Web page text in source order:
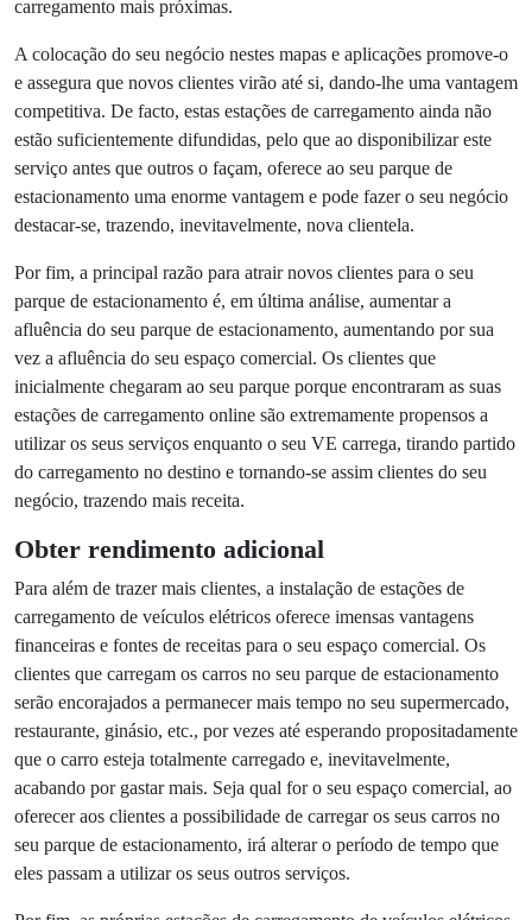
assegurando que eles irão voltar – especialmente se o seu
oferecer serviços de carregamento de veículos elétricos que
ainda são demasiado escassos.
Atrair mais clientes
Além de os seus clientes atuais ganharem fidelidade e
continuarem a utilizar o seu parque de estacionamento, a
instalação de estações de carregamento de veículos
elétricos também vem atrair novos clientes. E embora a
reputação positiva que o seu negócio está a ganhar tenha
certamente alguma influência, há outra razão muito prática
– os utilizadores de veículos elétricos estão sempre à
procura de locais convenientes para carregarem os seus
veículos e até utilizam mapas que mostram onde se
encontram as estações de carregamento mais próximas.
A colocação do seu negócio nestes mapas e aplicações
promove-o e assegura que novos clientes virão até si,
dando-lhe uma vantagem competitiva. De facto, estas
difundidas, pelo que ao disponibilizar este serviço antes que
outros o façam, oferece ao seu parque de estacionamento
uma enorme vantagem e pode fazer o seu negócio
destacar-se, trazendo, inevitavelmente, nova clientela.
Por fim, a principal razão para atrair novos clientes para o
seu parque de estacionamento é, em última análise,
aumentar a afluência do seu parque de estacionamento,
aumentando por sua vez a afluência do seu espaço
comercial. Os clientes que inicialmente chegaram ao seu
parque porque encontraram as suas estações de